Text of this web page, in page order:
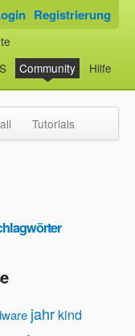
Community Hilfe
Registrierung
Tutorials
jahr kind